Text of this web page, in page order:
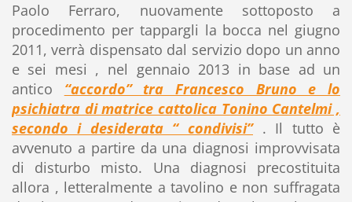
Paolo Ferraro, nuovamente sottoposto a
procedimento per tappargli la bocca nel giugno
2011, verrà dispensato dal servizio dopo un anno
e sei mesi , nel gennaio 2013 in base ad un
antico “accordo” tra Francesco Bruno e lo
psichiatra di matrice cattolica Tonino Cantelmi ,
secondo i desiderata “ condivisi”. Il tutto è
avvenuto a partire da una diagnosi improvvisata
di disturbo misto. Una diagnosi precostituita
allora , letteralmente a tavolino e non suffragata